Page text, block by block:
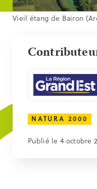
Vieil étang de Bairon
NATURA 2000
Publié le 4 octobre